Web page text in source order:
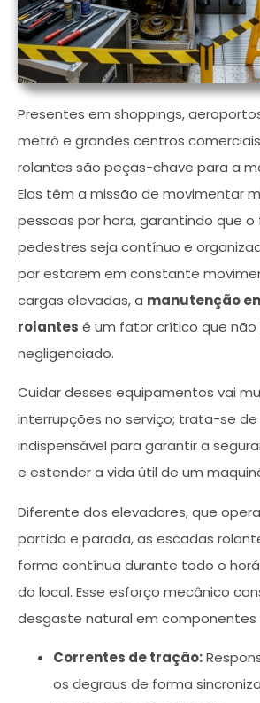
Presentes em shoppings,
metrô e grandes centros
rolantes são peças-chave para a
Elas têm a missão de movimentar
pessoas por hora, garantindo que o
pedestres seja contínuo e
por estarem em constante
cargas elevadas, a manutenção
rolantes é um fator crítico que não
negligenciado.
Cuidar desses equipamentos vai
interrupções no serviço; trata-se
indispensável para garantir a
e estender a vida útil de um
Diferente dos elevadores, que
partida e parada, as escadas
forma contínua durante todo o
do local. Esse esforço mecânico
desgaste natural em componentes
Correntes de tração:
os degraus de forma